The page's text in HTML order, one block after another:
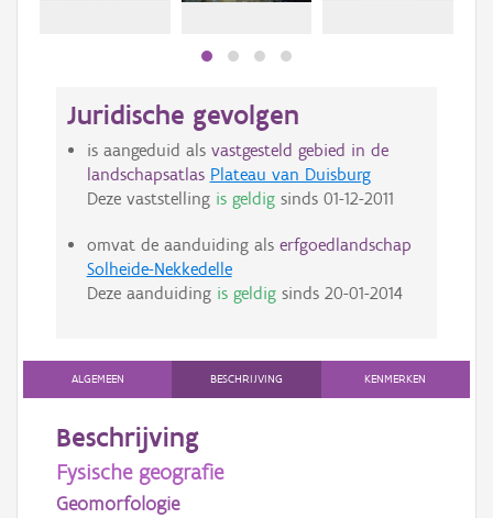
Juridische gevolgen
is aangeduid als vastgesteld gebied in de
landschapsatlas Plateau van Duisburg
Deze vaststelling is geldigsinds 01-12-2011
omvat de aanduiding als erfgoedlandschap
Solheide-Nekkedelle
Deze aanduiding is geldigsinds 20-01-2014
ALGEMEEN BESCHRIJVING KENMERKEN
Beschrijving
Fysische geografie
Geomorfologie